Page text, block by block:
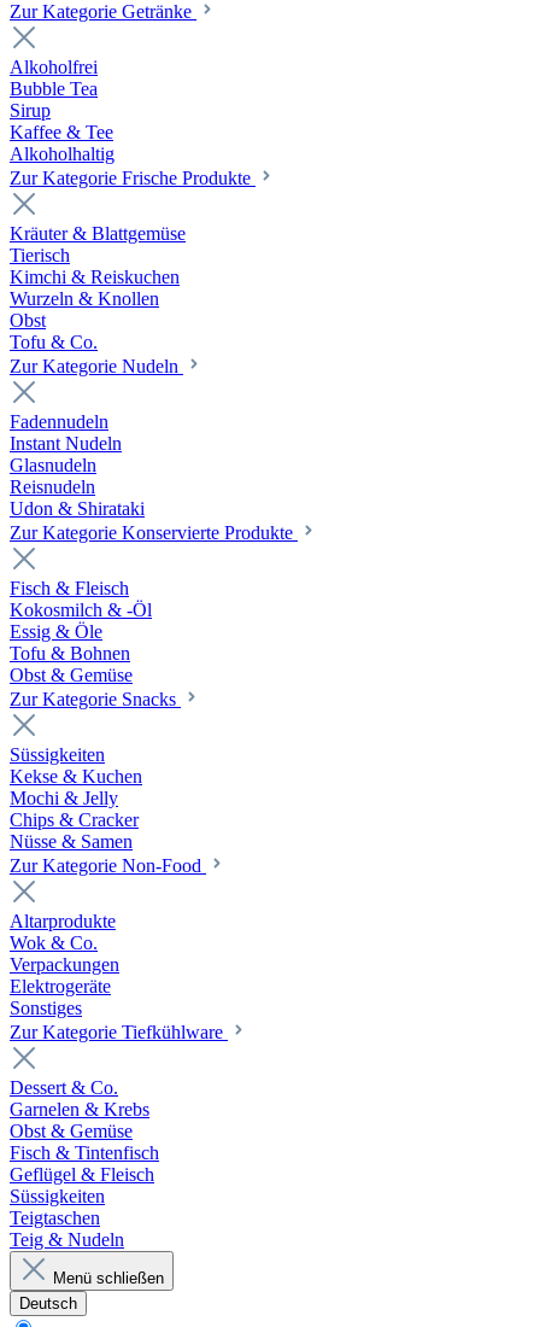
Zur Kategorie Getränke
Alkoholfrei
Bubble Tea
Sirup
Kaffee & Tee
Alkoholhaltig
Zur Kategorie Frische Produkte
Kräuter & Blattgemüse
Tierisch
Kimchi & Reiskuchen
Wurzeln & Knollen
Obst
Tofu & Co.
Zur Kategorie Nudeln
Fadennudeln
Instant Nudeln
Glasnudeln
Reisnudeln
Udon & Shirataki
Zur Kategorie Konservierte Produkte
Fisch & Fleisch
Kokosmilch & -Öl
Essig & Öle
Tofu & Bohnen
Obst & Gemüse
Zur Kategorie Snacks
Süssigkeiten
Kekse & Kuchen
Mochi & Jelly
Chips & Cracker
Nüsse & Samen
Zur Kategorie Non-Food
Altarprodukte
Wok & Co.
Verpackungen
Elektrogeräte
Sonstiges
Zur Kategorie Tiefkühlware
Dessert & Co.
Garnelen & Krebs
Obst & Gemüse
Fisch & Tintenfisch
Geflügel & Fleisch
Süssigkeiten
Teigtaschen
Teig & Nudeln
Menü schließen
Deutsch